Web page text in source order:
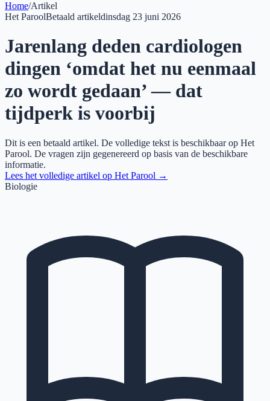
Home/Artikel
Het ParoolBetaald artikeldinsdag 23 juni 2026
Jarenlang deden cardiologen
dingen ‘omdat het nu eenmaal
zo wordt gedaan’ — dat
tijdperk is voorbij
Dit is een betaald artikel. De volledige tekst is beschikbaar op Het
Parool. De vragen zijn gegenereerd op basis van de beschikbare
informatie.
Lees het volledige artikel op Het Parool →
Biologie